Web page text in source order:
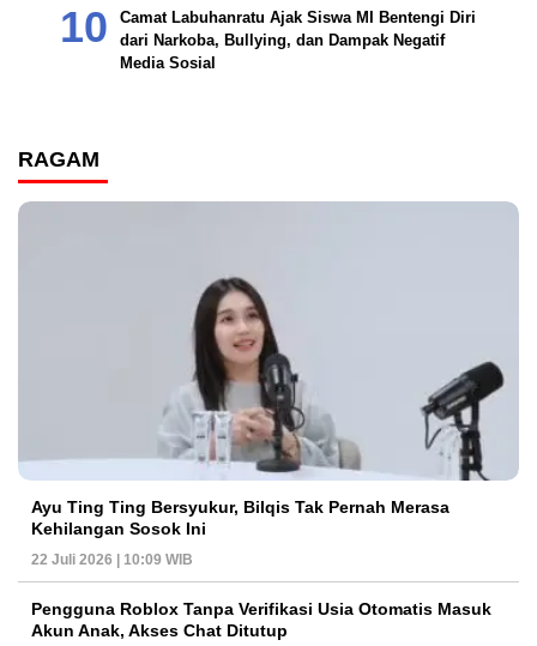
Camat Labuhanratu Ajak Siswa MI Bentengi Diri
dari Narkoba, Bullying, dan Dampak Negatif
Media Sosial
RAGAM
Ayu Ting Ting Bersyukur, Bilqis Tak Pernah Merasa
Kehilangan Sosok Ini
22 Juli 2026 | 10:09 WIB
Pengguna Roblox Tanpa Verifikasi Usia Otomatis Masuk
Akun Anak, Akses Chat Ditutup